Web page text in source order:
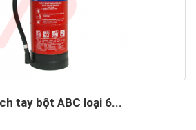
tay bột ABC loại 6...